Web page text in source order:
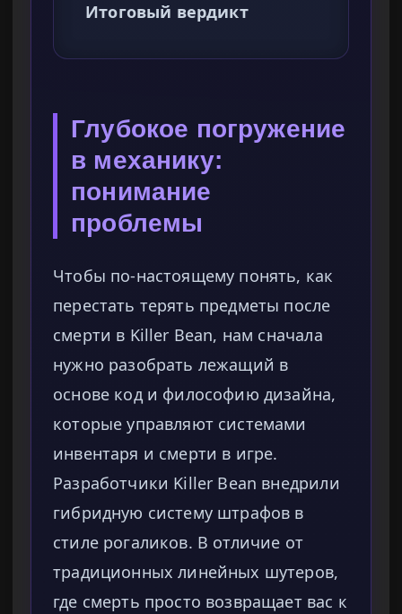
Итоговый вердикт
Глубокое погружение
в механику:
понимание
проблемы
Чтобы по-настоящему понять, как
перестать терять предметы после
смерти в Killer Bean, нам сначала
нужно разобрать лежащий в
основе код и философию дизайна,
которые управляют системами
инвентаря и смерти в игре.
Разработчики Killer Bean внедрили
гибридную систему штрафов в
стиле рогаликов. В отличие от
традиционных линейных шутеров,
где смерть просто возвращает вас к